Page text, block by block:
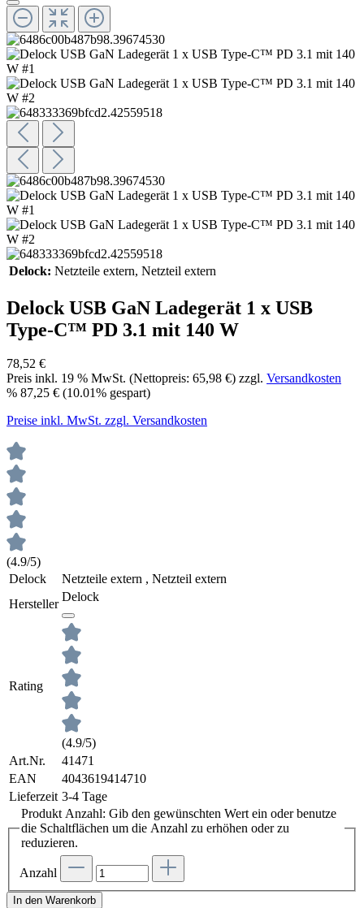
Delock: Netzteile extern, Netzteil extern
Delock USB GaN Ladegerät 1 x USB
Type-C™ PD 3.1 mit 140 W
78,52 €
Preis inkl. 19 % MwSt. (Nettopreis: 65,98 €) zzgl. Versandkosten
% 87,25 € (10.01% gespart)
Preise inkl. MwSt. zzgl. Versandkosten
(4.9/5)
Delock
Netzteile extern , Netzteil extern
Hersteller
Delock
Rating
(4.9/5)
Art.Nr.
41471
EAN
4043619414710
Lieferzeit 3-4 Tage
Produkt Anzahl: Gib den gewünschten Wert ein oder benutze
die Schaltflächen um die Anzahl zu erhöhen oder zu
reduzieren.
Anzahl
In den Warenkorb